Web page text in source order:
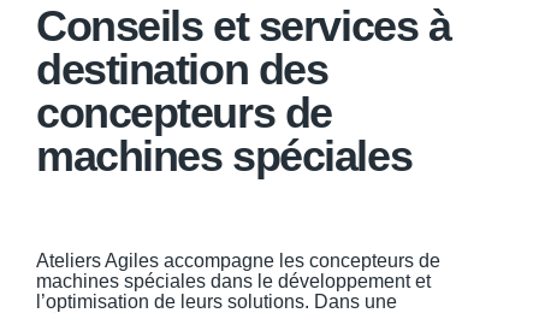
Conseils et services à
destination des
concepteurs de
machines spéciales
Ateliers Agiles accompagne les concepteurs de
machines spéciales dans le développement et
l’optimisation de leurs solutions. Dans une